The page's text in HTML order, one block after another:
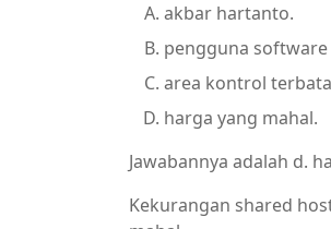
akbar hartanto.
pengguna
area kontrol
harga yang mahal.
Jawabannya adalah d.
Kekurangan shared